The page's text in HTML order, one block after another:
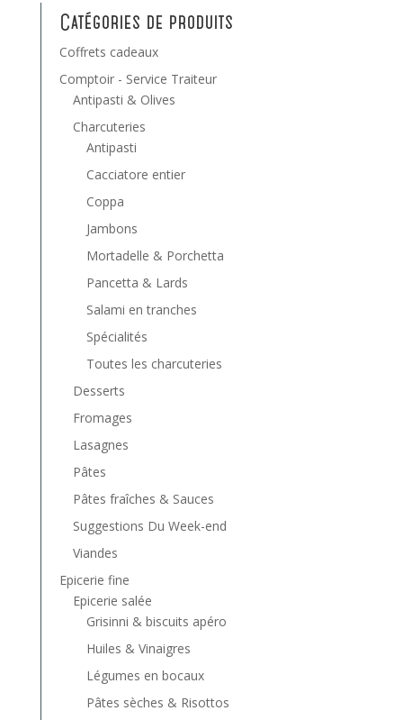
Catégories de produits
Coffrets cadeaux
Comptoir - Service Traiteur
Antipasti & Olives
Charcuteries
Antipasti
Cacciatore entier
Coppa
Jambons
Mortadelle & Porchetta
Pancetta & Lards
Salami en tranches
Spécialités
Toutes les charcuteries
Desserts
Fromages
Lasagnes
Pâtes
Pâtes fraîches & Sauces
Suggestions Du Week-end
Viandes
Epicerie fine
Epicerie salée
Grisinni & biscuits apéro
Huiles & Vinaigres
Légumes en bocaux
Pâtes sèches & Risottos